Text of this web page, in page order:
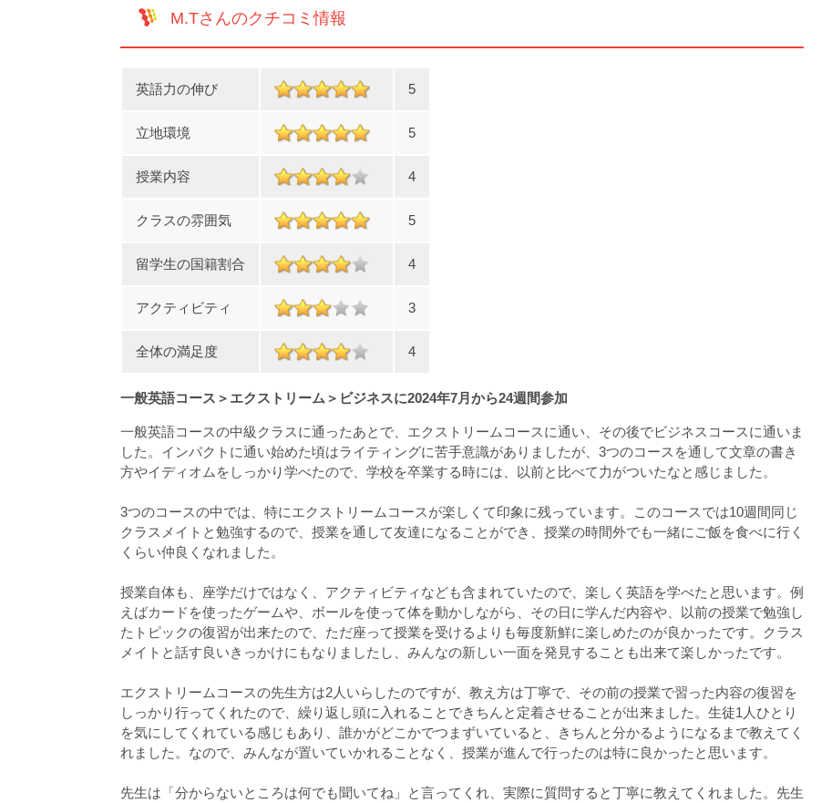
M.Tさんのクチコミ情報
英語力の伸び 5
立地環境 5
授業内容 4
クラスの雰囲気 5
留学生の国籍割合 4
アクティビティ 3
全体の満足度 4
一般英語コース＞エクストリーム＞ビジネスに2024年7月から24週間参加
一般英語コースの中級クラスに通ったあとで、エクストリームコースに通い、その後でビジネスコースに通いま
した。インパクトに通い始めた頃はライティングに苦手意識がありましたが、3つのコースを通して文章の書き
方やイディオムをしっかり学べたので、学校を卒業する時には、以前と比べて力がついたなと感じました。
3つのコースの中では、特にエクストリームコースが楽しくて印象に残っています。このコースでは10週間同じ
クラスメイトと勉強するので、授業を通して友達になることができ、授業の時間外でも一緒にご飯を食べに行く
くらい仲良くなれました。
授業自体も、座学だけではなく、アクティビティなども含まれていたので、楽しく英語を学べたと思います。例
えばカードを使ったゲームや、ボールを使って体を動かしながら、その日に学んだ内容や、以前の授業で勉強し
たトピックの復習が出来たので、ただ座って授業を受けるよりも毎度新鮮に楽しめたのが良かったです。クラス
メイトと話す良いきっかけにもなりましたし、みんなの新しい一面を発見することも出来て楽しかったです。
エクストリームコースの先生方は2人いらしたのですが、教え方は丁寧で、その前の授業で習った内容の復習を
しっかり行ってくれたので、繰り返し頭に入れることできちんと定着させることが出来ました。生徒1人ひとり
を気にしてくれている感じもあり、誰かがどこかでつまずいていると、きちんと分かるようになるまで教えてく
れました。なので、みんなが置いていかれることなく、授業が進んで行ったのは特に良かったと思います。
先生は「分からないところは何でも聞いてね」と言ってくれ、実際に質問すると丁寧に教えてくれました。先生